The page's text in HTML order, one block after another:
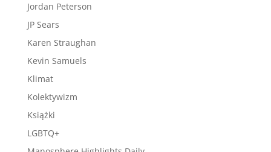
Jordan Peterson
JP Sears
Karen Straughan
Kevin Samuels
Klimat
Kolektywizm
Książki
LGBTQ+